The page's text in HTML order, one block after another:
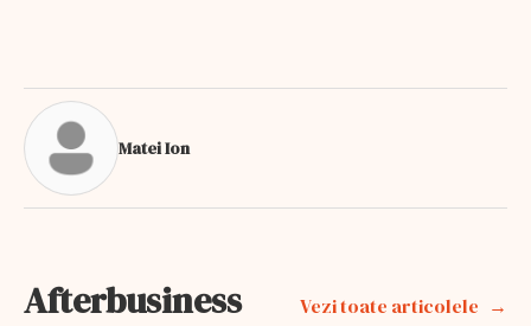
Matei Ion
Afterbusiness Vezi toate articolele